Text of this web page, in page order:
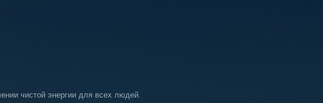
чистой энергии для всех людей.